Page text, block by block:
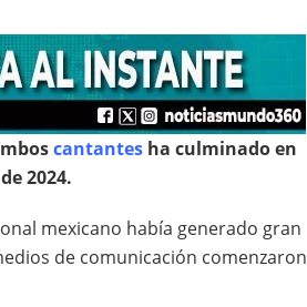
cantantes ha culminado en
2024.
mexicano había generado gran
de comunicación comenzaron